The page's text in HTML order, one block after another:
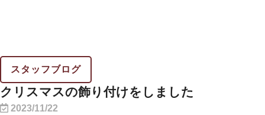
スタッフブログ
クリスマスの飾り付けをしました
2023/11/22